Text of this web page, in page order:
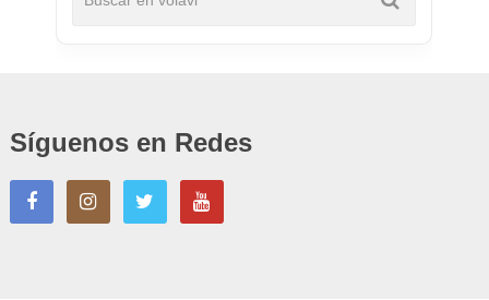
Síguenos en Redes